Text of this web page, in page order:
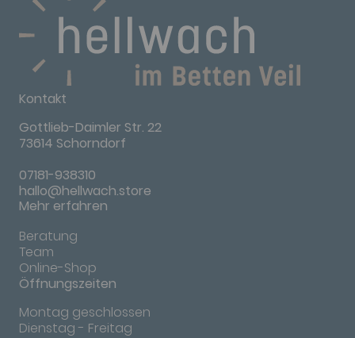
Kontakt
Gottlieb-Daimler Str. 22
73614 Schorndorf
07181-938310
hallo@hellwach.store
Mehr erfahren
Beratung
Team
Online-Shop
Öffnungszeiten
Montag geschlossen
Dienstag - Freitag